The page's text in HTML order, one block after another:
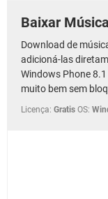
Baixar
Download de
adicioná-las
Windows Phone
muito bem sem
Licença: Gratis OS: